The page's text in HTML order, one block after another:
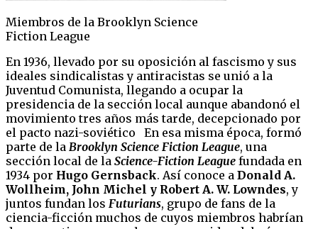
Miembros de la Brooklyn Science
Fiction League
En 1936, llevado por su oposición al fascismo y sus
ideales sindicalistas y antiracistas se unió a la
Juventud Comunista, llegando a ocupar la
presidencia de la sección local aunque abandonó el
movimiento tres años más tarde, decepcionado por
el pacto nazi-soviético En esa misma época, formó
parte de la Brooklyn Science Fiction League, una
sección local de la Science-Fiction League fundada en
1934 por Hugo Gernsback. Así conoce a Donald A.
Wollheim, John Michel y Robert A. W. Lowndes, y
juntos fundan los Futurians, grupo de fans de la
ciencia-ficción muchos de cuyos miembros habrían